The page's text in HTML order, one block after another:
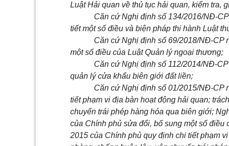
Luật Hải quan về thủ tục hải quan, kiểm tra,
Căn cứ Nghị định số 134/2016/NĐ-
tiết một số điều và biện pháp thi hành Luật
Căn cứ Nghị định số 69/2018/NĐ-CP
một số điều của Luật Quản lý ngoại thương;
Căn cứ Nghị định số 112/2014/NĐ-
quản lý cửa khẩu biên giới đất liền;
Căn cứ Nghị định số 01/2015/NĐ-CP
tiết phạm vi địa bàn hoạt động hải quan;
chuyển trái phép hàng hóa qua biên giới;
của Chính phủ sửa đổi, bổ sung mộtsố điều
2015 của Chính phủ quy định chi tiết phạm